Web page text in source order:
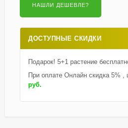
ДОСТУПНЫЕ СКИДКИ
Подарок! 5+1 растение
При оплате Онлайн скидка 5% ,
руб.